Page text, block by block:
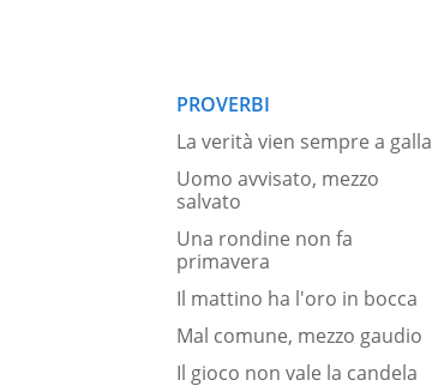
PROVERBI
La verità vien sempre a galla
Uomo avvisato, mezzo
salvato
Una rondine non fa
primavera
Il mattino ha l'oro in bocca
Mal comune, mezzo gaudio
Il gioco non vale la candela